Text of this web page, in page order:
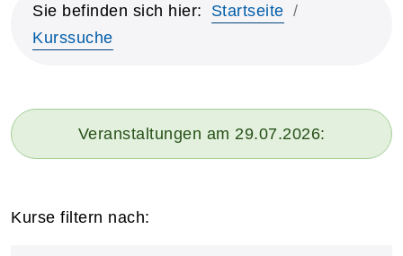
Sie befinden sich hier:
Startseite
Kurssuche
Veranstaltungen am 29.07.2026:
Kurse filtern nach: